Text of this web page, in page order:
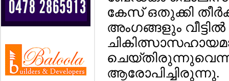
കേസ് ഒതുക്കി
അംഗങ്ങളും
ആരോപിച്ചിരുന്നു.